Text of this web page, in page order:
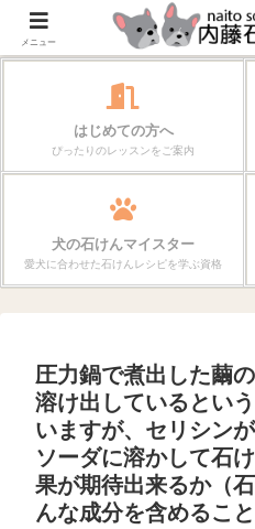
作る楽しさが、毎日の
はじめての方へ
ぴったりのレッスンをご案内
犬の石けんマイスター
愛犬に合わせた石けんレシピを学ぶ資格
圧力鍋で煮出した繭
溶け出しているとい
いますが、セリシン
ソーダに溶かして石
果が期待出来るか（
んな成分を含めるこ
メニュー